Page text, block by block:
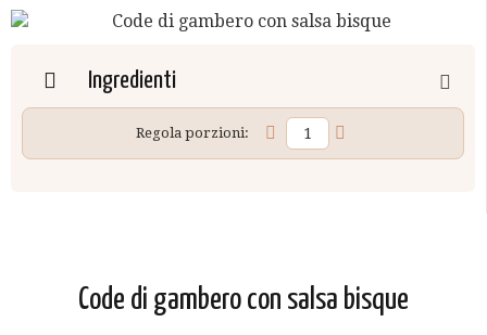
Ingredienti
Regola porzioni:
Code di gambero con salsa bisque